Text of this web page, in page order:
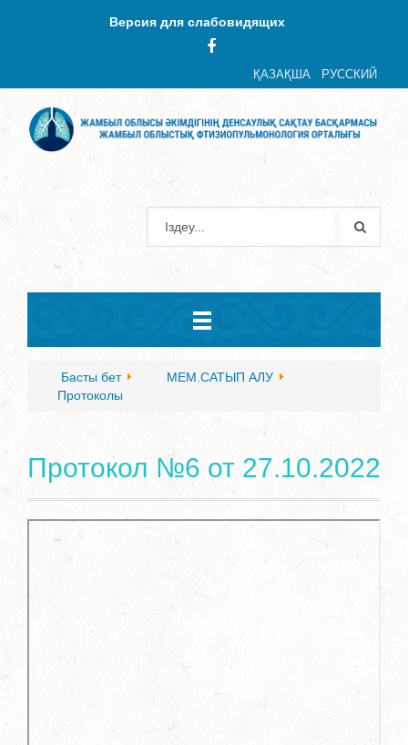
Версия для слабовидящих
ҚАЗАҚША РУССКИЙ
Басты бет
МЕМ.САТЫП АЛУ
Протоколы
Протокол №6 от 27.10.2022